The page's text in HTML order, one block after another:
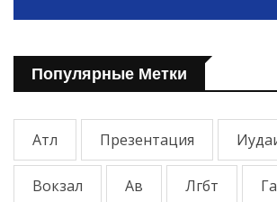
Популярные Метки
Атл Презентация
Вокзал Ав Лгбт